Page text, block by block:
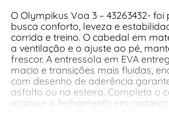
O Olympikus Voa 3 – 43263432-
busca conforto, leveza e
corrida e treino. O cabedal em
a ventilação e o ajuste ao pé,
frescor. A entressola em EVA
macio e transições mais fluidas,
com desenho de aderência
asfalto ou na esteira. Completa o
macia e o fechamento em